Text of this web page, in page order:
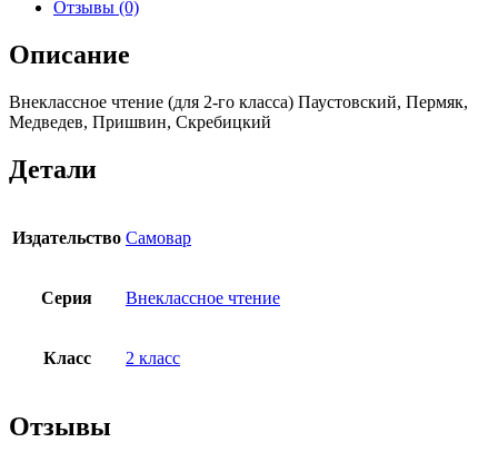
Пермяк,
Пришвин,
Скребицкий.
Отзывы (0)
Описание
Внеклассное чтение (для 2-го класса) Паустовский, Пермяк,
Медведев, Пришвин, Скребицкий
Детали
Издательство Самовар
Серия Внеклассное чтение
Класс 2 класс
Отзывы